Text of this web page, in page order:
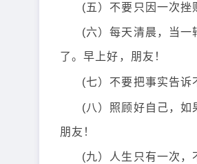
(五）不要只因一次挫
(六）每天清晨，当一
了。早上好，朋友！
(七）不要把事实告诉
(八）照顾好自己，如
朋友！
(九）人生只有一次，